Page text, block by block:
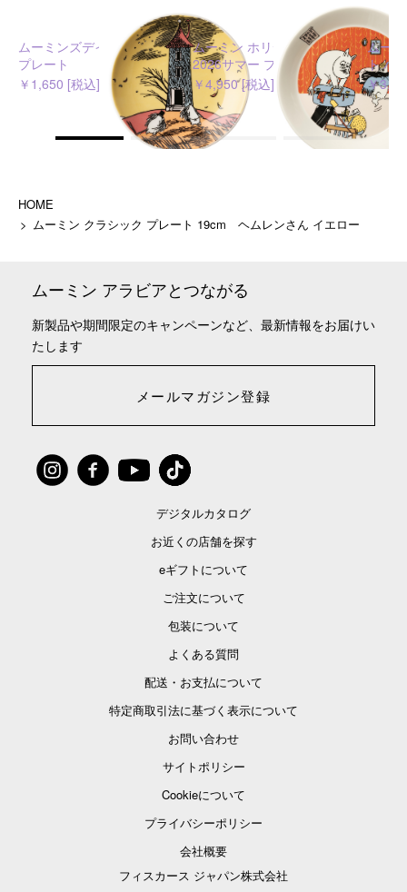
ムーミンズデイ 2026 ミニ
プレート
￥1,650 [税込]
ムーミン ホリデーラッシュ
2026サマー プレート 19cm
￥4,950 [税込]
ムー
ト ハ
￥
HOME
ムーミン クラシック プレート 19cm ヘムレンさん イエロー
ムーミン アラビアとつながる
新製品や期間限定のキャンペーンなど、最新情報をお届けい
たします
メールマガジン登録
デジタルカタログ
お近くの店舗を探す
eギフトについて
ご注文について
包装について
よくある質問
配送・お支払について
特定商取引法に基づく表示について
お問い合わせ
サイトポリシー
Cookieについて
プライバシーポリシー
会社概要
フィスカース ジャパン株式会社